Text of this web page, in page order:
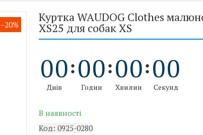
–20%
Куртка WAUDOG Clothes
XS25 для собак XS
00
Днів
00
Годин
00
Хвилин
00
Секунд
В наявності
Код: 0925-0280